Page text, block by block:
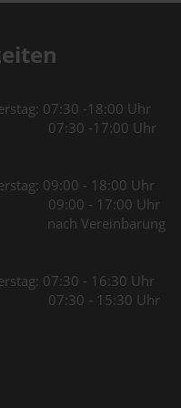
07:30 -18:00 Uhr
-17:00 Uhr
09:00 - 18:00 Uhr
- 17:00 Uhr
Vereinbarung
07:30 - 16:30 Uhr
- 15:30 Uhr